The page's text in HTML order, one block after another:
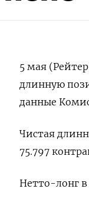
5 мая
длинную
данные
Чистая
75.797
Нетто-лонг в